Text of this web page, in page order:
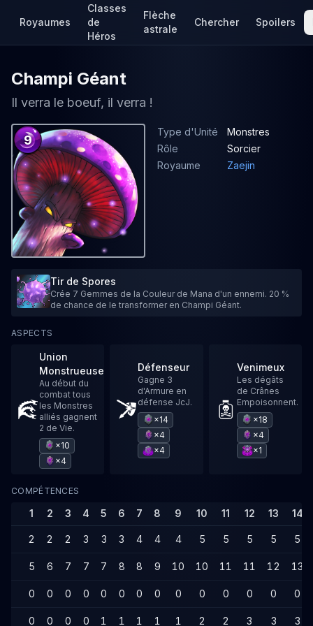
Royaumes
Classes
de
Héros
Flèche
astrale
Chercher Spoilers
Champi Géant
Il verra le boeuf, il verra !
9
Type d'Unité
Monstres
Rôle
Sorcier
Royaume
Zaejin
Tir de Spores
Crée 7 Gemmes de la Couleur de Mana d'un ennemi. 20 %
de chance de le transformer en Champi Géant.
ASPECTS
Union
Monstrueuse
Au début du
combat tous
les Monstres
alliés gagnent
2 de Vie.
×10
×4
Défenseur
Gagne 3
d'Armure en
défense JcJ.
×14
×4
×4
Venimeux
Les dégâts
de Crânes
Empoisonnent.
×18
×4
×1
COMPÉTENCES
1 2 3 4 5 6 7 8 9 10 11 12 13 14
2 2 2 3 3 3 4 4 4 5 5 5 5 5
5 6 7 7 7 8 8 9 10 10 11 11 12 13
0 0 0 0 0 0 0 0 0 0 0 0 0 0
0 0 0 0 1 1 1 1 1 2 2 3 3 3